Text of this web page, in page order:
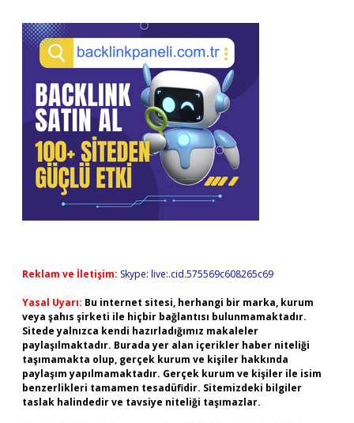
Reklam ve İletişim: Skype: live:.cid.575569c608265c69
Yasal Uyarı: Bu internet sitesi, herhangi bir marka, kurum
veya şahıs şirketi ile hiçbir bağlantısı bulunmamaktadır.
Sitede yalnızca kendi hazırladığımız makaleler
paylaşılmaktadır. Burada yer alan içerikler haber niteliği
taşımamakta olup, gerçek kurum ve kişiler hakkında
paylaşım yapılmamaktadır. Gerçek kurum ve kişiler ile isim
benzerlikleri tamamen tesadüfidir. Sitemizdeki bilgiler
taslak halindedir ve tavsiye niteliği taşımazlar.